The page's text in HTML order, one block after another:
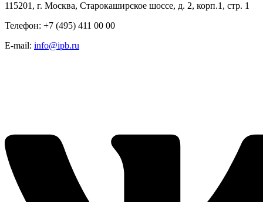
115201, г. Москва, Старокаширское шоссе, д. 2, корп.1, стр. 1
Телефон: +7 (495) 411 00 00
E-mail: info@ipb.ru